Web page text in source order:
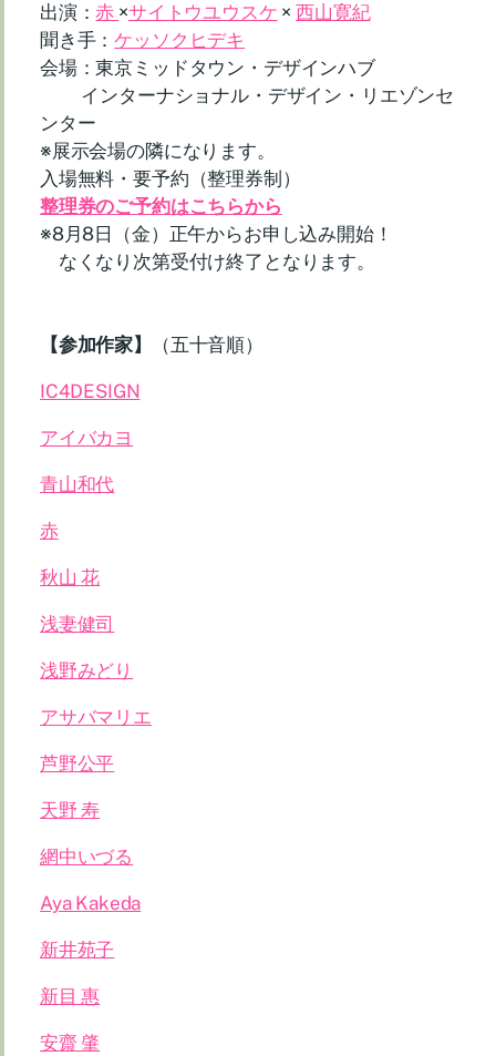
出演：赤 ×サイトウユウスケ ×西山寛紀
聞き手：ケッソクヒデキ
会場：東京ミッドタウン・デザインハブ
インターナショナル・デザイン・リエゾンセ
ンター
※展示会場の隣になります。
入場無料・要予約（整理券制）
整理券のご予約はこちらから
※8月8日（金）正午からお申し込み開始！
なくなり次第受付け終了となります。
【参加作家】 （五十音順）
IC4DESIGN
アイバカヨ
青山和代
赤
秋山 花
浅妻健司
浅野みどり
アサバマリエ
芦野公平
天野 寿
網中いづる
Aya Kakeda
新井苑子
新目 惠
安齋 肇